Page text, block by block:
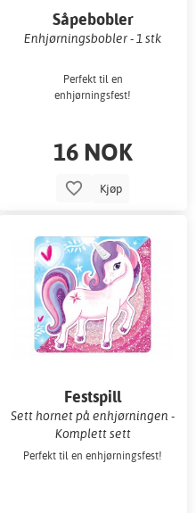
Såpebobler
Enhjørningsbobler - 1 stk
Perfekt til en
enhjørningsfest!
16 NOK
Kjøp
Festspill
Sett hornet på enhjørningen -
Komplett sett
Perfekt til en enhjørningsfest!